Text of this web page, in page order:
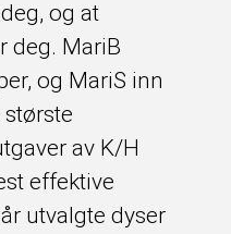
og at
deg. MariB
og MariS inn
av K/H
effektive
utvalgte dyser